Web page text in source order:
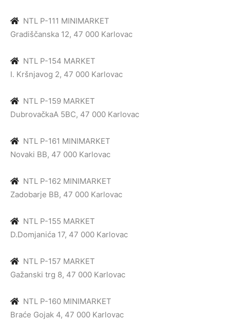
NTL P-111 MINIMARKET
Gradiščanska 12, 47 000 Karlovac
NTL P-154 MARKET
I. Kršnjavog 2, 47 000 Karlovac
NTL P-159 MARKET
DubrovačkaA 5BC, 47 000 Karlovac
NTL P-161 MINIMARKET
Novaki BB, 47 000 Karlovac
NTL P-162 MINIMARKET
Zadobarje BB, 47 000 Karlovac
NTL P-155 MARKET
D.Domjanića 17, 47 000 Karlovac
NTL P-157 MARKET
Gažanski trg 8, 47 000 Karlovac
NTL P-160 MINIMARKET
Braće Gojak 4, 47 000 Karlovac